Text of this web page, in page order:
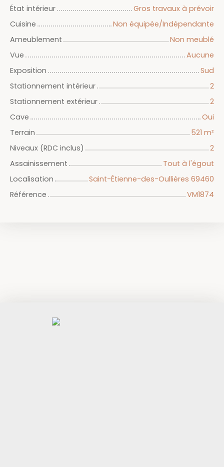
État intérieur
Gros travaux à prévoir
Cuisine
Non équipée/Indépendante
Ameublement
Non meublé
Vue
Aucune
Exposition
Sud
Stationnement intérieur
2
Stationnement extérieur
2
Cave
Oui
Terrain
521 m²
Niveaux (RDC inclus)
2
Assainissement
Tout à l'égout
Localisation
Saint-Étienne-des-Oullières 69460
Référence
VM1874